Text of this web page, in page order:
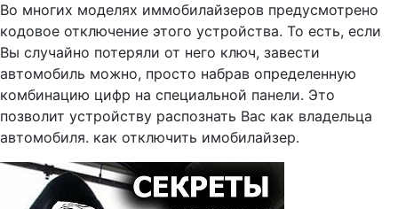
Во многих моделях иммобилайзеров предусмотрено
кодовое отключение этого устройства. То есть, если
Вы случайно потеряли от него ключ, завести
автомобиль можно, просто набрав определенную
комбинацию цифр на специальной панели. Это
позволит устройству распознать Вас как владельца
автомобиля. как отключить имобилайзер.